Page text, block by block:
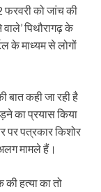
फरवरी को जांच की
पिथौरागढ़ के
के माध्यम से लोगों
बात कही जा रही है
का प्रयास किया
पर पत्रकार किशोर
मामले हैं।
हत्या का तो